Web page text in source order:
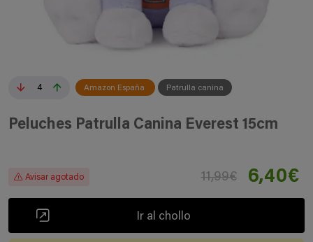
4 Amazon España Patrulla canina
Peluches Patrulla Canina Everest 15cm
Avisar agotado 11,99€ 6,40€
Ir al chollo